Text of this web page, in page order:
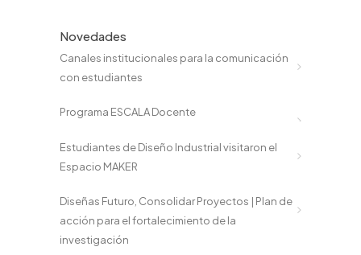
Novedades
Canales institucionales para la comunicación
con estudiantes
Programa ESCALA Docente
Estudiantes de Diseño Industrial visitaron el
Espacio MAKER
Diseñas Futuro, Consolidar Proyectos | Plan de
acción para el fortalecimiento de la
investigación